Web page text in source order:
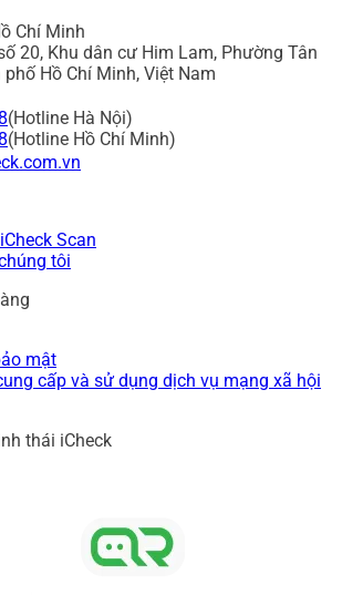
Chí Minh
20, Khu dân cư Him Lam, Phường Tân
phố Hồ Chí Minh, Việt Nam
(Hotline Hà Nội)
(Hotline Hồ Chí Minh)
Scan
tôi
mật
cấp và sử dụng dịch vụ mạng xã hội
thái iCheck